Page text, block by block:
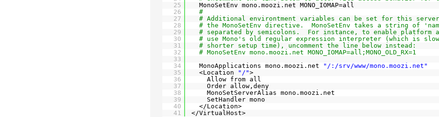
25
26
27
28
29
30
31
32
33
34
35
36
37
38
39
40
41
MonoSetEnv mono.moozi.net MONO_IOMAP=all
#
# Additional environtment variables can be set for this
# the MonoSetEnv directive.  MonoSetEnv takes a string of
# separated by semicolons.  For instance, to enable platform
# use Mono's old regular expression interpreter (which is
# shorter setup time), uncomment the line below instead:
# MonoSetEnv mono.moozi.net MONO_IOMAP=all;MONO_OLD_RX=1
MonoApplications mono.moozi.net
"/:/srv/www/mono.moozi.net"
<Location
"/">
Allow from all
Order allow,deny
MonoSetServerAlias mono.moozi.net
SetHandler mono
</Location>
</VirtualHost>